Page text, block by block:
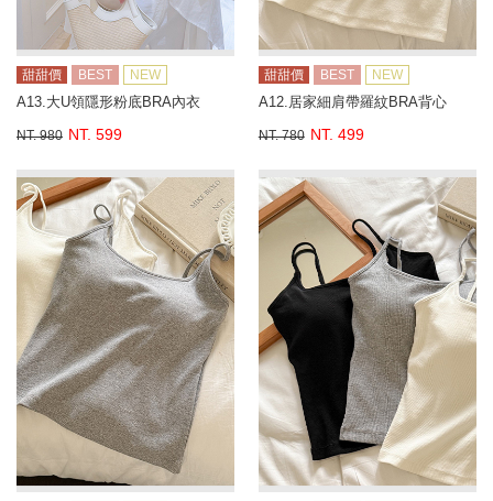
甜甜價 BEST NEW
A13.大U領隱形粉底BRA內衣
NT. 980 NT. 599
甜甜價 BEST NEW
A12.居家細肩帶羅紋BRA背心
NT. 780 NT. 499